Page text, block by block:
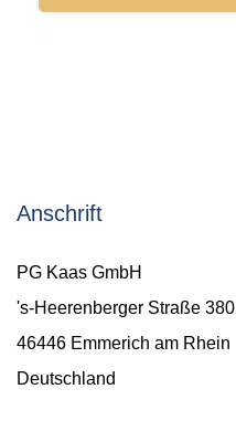
Anschrift
PG Kaas GmbH
's-Heerenberger Straße 380
46446 Emmerich am Rhein
Deutschland